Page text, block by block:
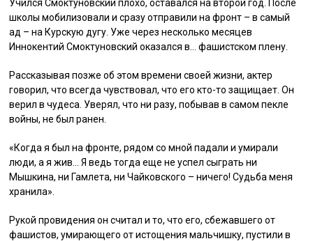
Учился Смоктуновский плохо, оставался на второй год. После
школы мобилизовали и сразу отправили на фронт – в самый
ад – на Курскую дугу. Уже через несколько месяцев
Иннокентий Смоктуновский оказался в… фашистском плену.
Рассказывая позже об этом времени своей жизни, актер
говорил, что всегда чувствовал, что его кто-то защищает. Он
верил в чудеса. Уверял, что ни разу, побывав в самом пекле
войны, не был ранен.
«Когда я был на фронте, рядом со мной падали и умирали
люди, а я жив… Я ведь тогда еще не успел сыграть ни
Мышкина, ни Гамлета, ни Чайковского – ничего! Судьба меня
хранила».
Рукой провидения он считал и то, что его, сбежавшего от
фашистов, умирающего от истощения мальчишку, пустили в